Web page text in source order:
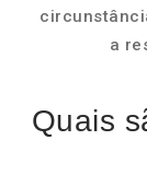
a
Quais